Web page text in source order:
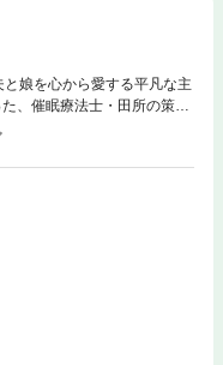
娘を心から愛する平凡な主
、催眠療法士・田所の策謀
何度もイッてしまう。はた
は…。平凡な主婦が禁断の